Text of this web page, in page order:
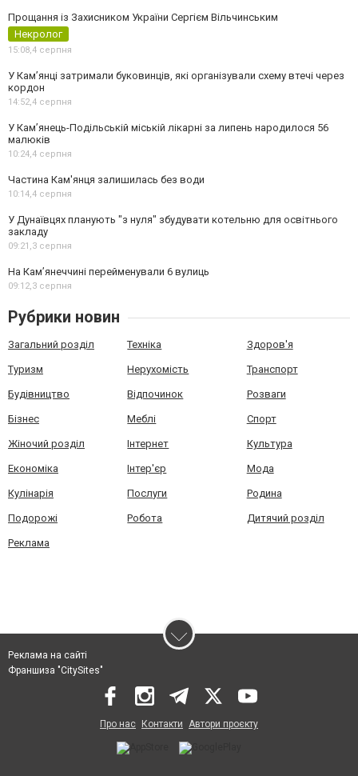
Прощання із Захисником України Сергієм Вільчинським
Некролог
15:08,4 серпня
У Кам’янці затримали буковинців, які організували схему втечі через
кордон
14:52,4 серпня
У Кам’янець-Подільській міській лікарні за липень народилося 56
малюків
10:24,4 серпня
Частина Кам'янця залишилась без води
10:14,4 серпня
У Дунаївцях планують "з нуля" збудувати котельню для освітнього
закладу
09:21,3 серпня
На Камʼянеччині перейменували 6 вулиць
09:12,3 серпня
Рубрики новин
Загальний розділ Техніка Здоров'я
Туризм Нерухомість Транспорт
Будівництво Відпочинок Розваги
Бізнес Меблі Спорт
Жіночий розділ Інтернет Культура
Економіка Інтер'єр Мода
Кулінарія Послуги Родина
Подорожі Робота Дитячий розділ
Реклама
Реклама на сайті
Франшиза "CitySites"
Про нас Контакти Автори проєкту